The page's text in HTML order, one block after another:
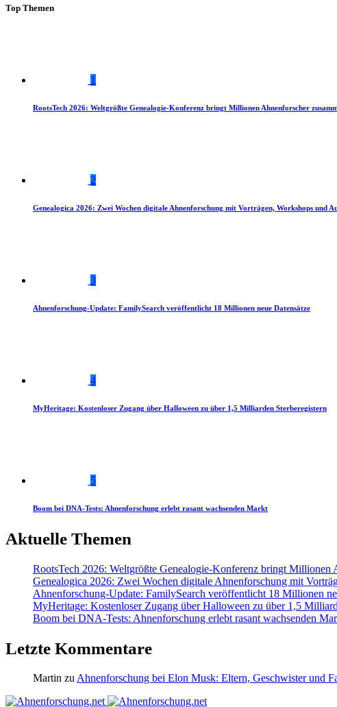
Top Themen
1
RootsTech 2026: Weltgrößte Genealogie-Konferenz bringt Millionen Ahnenforscher
2
Genealogica 2026: Zwei Wochen digitale Ahnenforschung mit Vorträgen, Workshops und
3
Ahnenforschung-Update: FamilySearch veröffentlicht 18 Millionen neue Datensätze
4
MyHeritage: Kostenloser Zugang über Halloween zu über 1,5 Milliarden Sterberegistern
5
Boom bei DNA-Tests: Ahnenforschung erlebt rasant wachsenden Markt
Aktuelle Themen
RootsTech 2026: Weltgrößte Genealogie-Konferenz bringt Millionen
Genealogica 2026: Zwei Wochen digitale Ahnenforschung mit
Ahnenforschung-Update: FamilySearch veröffentlicht 18 Millionen
MyHeritage: Kostenloser Zugang über Halloween zu über 1,5
Boom bei DNA-Tests: Ahnenforschung erlebt rasant wachsenden
Letzte Kommentare
Martin zu Ahnenforschung bei Elon Musk: Eltern, Geschwister und